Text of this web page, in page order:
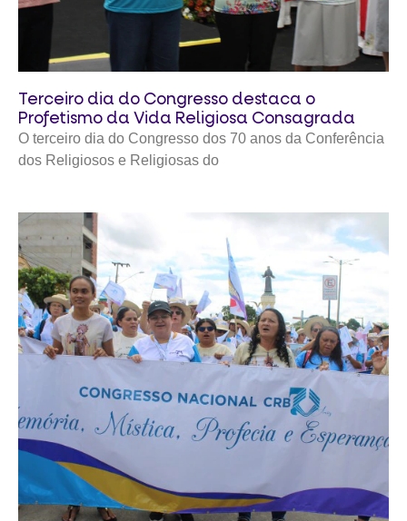
Terceiro dia do Congresso destaca o
Profetismo da Vida Religiosa Consagrada
O terceiro dia do Congresso dos 70 anos da Conferência
dos Religiosos e Religiosas do